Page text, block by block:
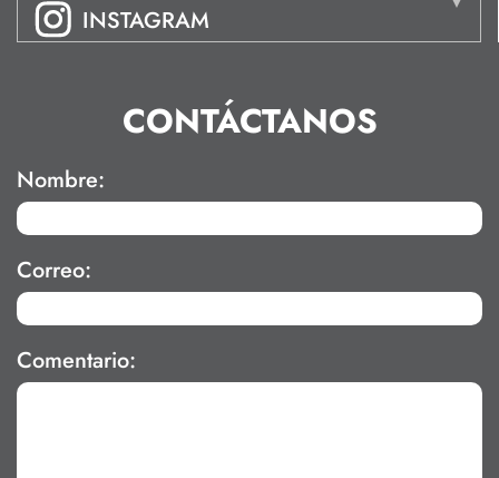
INSTAGRAM
CONTÁCTANOS
Nombre:
Correo:
Comentario: